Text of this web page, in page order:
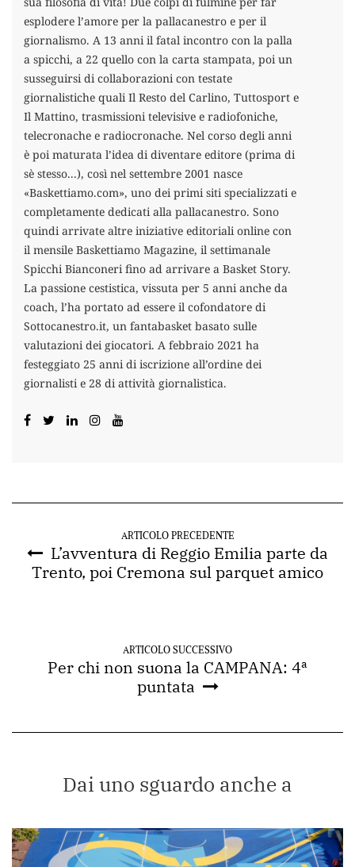
esplodere l’amore per la pallacanestro e per il
giornalismo. A 13 anni il fatal incontro con la palla
a spicchi, a 22 quello con la carta stampata, poi un
susseguirsi di collaborazioni con testate
giornalistiche quali Il Resto del Carlino, Tuttosport e
Il Mattino, trasmissioni televisive e radiofoniche,
telecronache e radiocronache. Nel corso degli anni
è poi maturata l’idea di diventare editore (prima di
sè stesso...), così nel settembre 2001 nasce
«Baskettiamo.com», uno dei primi siti specializzati e
completamente dedicati alla pallacanestro. Sono
quindi arrivate altre iniziative editoriali online con
il mensile Baskettiamo Magazine, il settimanale
Spicchi Bianconeri fino ad arrivare a Basket Story.
La passione cestistica, vissuta per 5 anni anche da
coach, l’ha portato ad essere il cofondatore di
Sottocanestro.it, un fantabasket basato sulle
valutazioni dei giocatori. A febbraio 2021 ha
festeggiato 25 anni di iscrizione all’ordine dei
giornalisti e 28 di attività giornalistica.
ARTICOLO PRECEDENTE
L’avventura di Reggio Emilia parte da
Trento, poi Cremona sul parquet amico
ARTICOLO SUCCESSIVO
Per chi non suona la CAMPANA: 4ª
puntata
Dai uno sguardo anche a